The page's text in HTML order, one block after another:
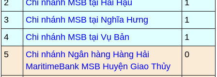
2 Chi nhánh MSB tại Hải Hậu
1
3
Chi nhánh MSB tại Nghĩa Hưng
1
4
Chi nhánh MSB tại Vụ Bản
1
5
Chi nhánh Ngân hàng Hàng Hải
MaritimeBank MSB Huyện Giao Thủy
0